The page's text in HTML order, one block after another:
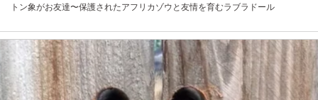
トン象がお友達〜保護されたアフリカゾウと友情を育むラブラドール